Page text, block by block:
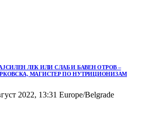
ЛЕК ИЛИ СЛАБ И БАВЕН ОТРОВ –
МАГИСТЕР ПО НУТРИЦИОНИЗАМ
2022, 13:31 Europe/Belgrade